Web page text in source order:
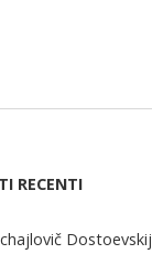
RECENTI
Dostoevskij